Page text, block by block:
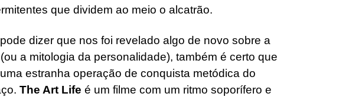
que dividem ao meio o alcatrão.
dizer que nos foi revelado algo de novo sobre a
a mitologia da personalidade), também é certo que
estranha operação de conquista metódica do
The Art Life é um filme com um ritmo soporífero e